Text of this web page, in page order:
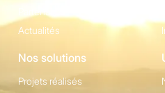
Partenaires
Actualités
Nos solutions
Projets réalisés